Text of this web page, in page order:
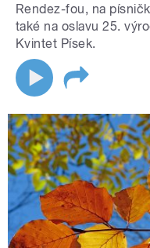
Rendez-fou, na
také na oslavu 25.
Kvintet Písek.